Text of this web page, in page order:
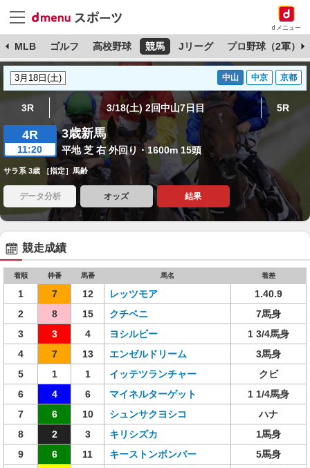
dメニュー
MLB ゴルフ 高校野球 競馬 Jリーグ プロ野球（2軍）
中山 中京 京都
3R 3/18(土) 2回中山7日目 5R
4R
11:20
3歳新馬
平地 芝 右 外回り・1600m 15頭
サラ系 3歳 ［指定］馬齢
データ分析 オッズ 結果
競走成績
着順 枠番 馬番 馬名 着差
1 7 12 レッツモア
1.40.9
2
8 15 クチベニ
7馬身
3
3 4 ヨシルビー
1 3/4馬身
4
7 13 エンゼルドリーム
3馬身
5
1 1 イッテツランチャー
クビ
6
4 6 マイネルターゲット
1 1/4馬身
7
6 10 シュンサクヨシコ
ハナ
8
2 3 キリシズカ
1馬身
9
6 11 キーストンボンバー
5馬身